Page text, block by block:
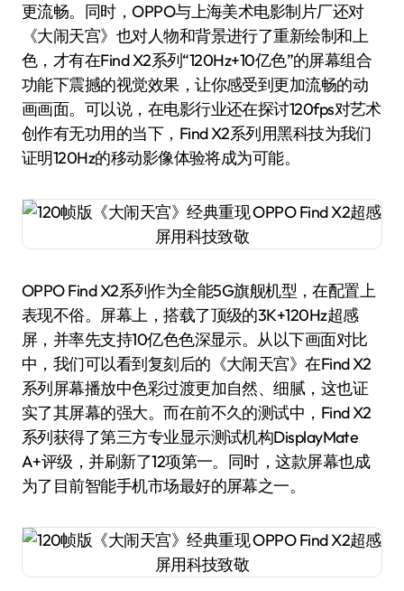
更流畅。同时，OPPO与上海美术电影制片厂还对
《大闹天宫》也对人物和背景进行了重新绘制和上
色，才有在Find X2系列“120Hz+10亿色”的屏幕组合
功能下震撼的视觉效果，让你感受到更加流畅的动
画画面。可以说，在电影行业还在探讨120fps对艺术
创作有无功用的当下，Find X2系列用黑科技为我们
证明120Hz的移动影像体验将成为可能。
OPPO Find X2系列作为全能5G旗舰机型，在配置上
表现不俗。屏幕上，搭载了顶级的3K+120Hz超感
屏，并率先支持10亿色色深显示。从以下画面对比
中，我们可以看到复刻后的《大闹天宫》在Find X2
系列屏幕播放中色彩过渡更加自然、细腻，这也证
实了其屏幕的强大。而在前不久的测试中，Find X2
系列获得了第三方专业显示测试机构DisplayMate
A+评级，并刷新了12项第一。同时，这款屏幕也成
为了目前智能手机市场最好的屏幕之一。